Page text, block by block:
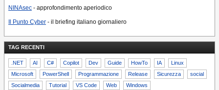
NINAsec - approfondimento aperiodico
Il Punto Cyber - il briefing italiano giornaliero
TAG RECENTI
.NET AI C# Copilot Dev Guide HowTo IA
Linux
Microsoft
PowerShell Programmazione Release Sicurezza
social
Socialmedia
Tutorial VS Code Web Windows